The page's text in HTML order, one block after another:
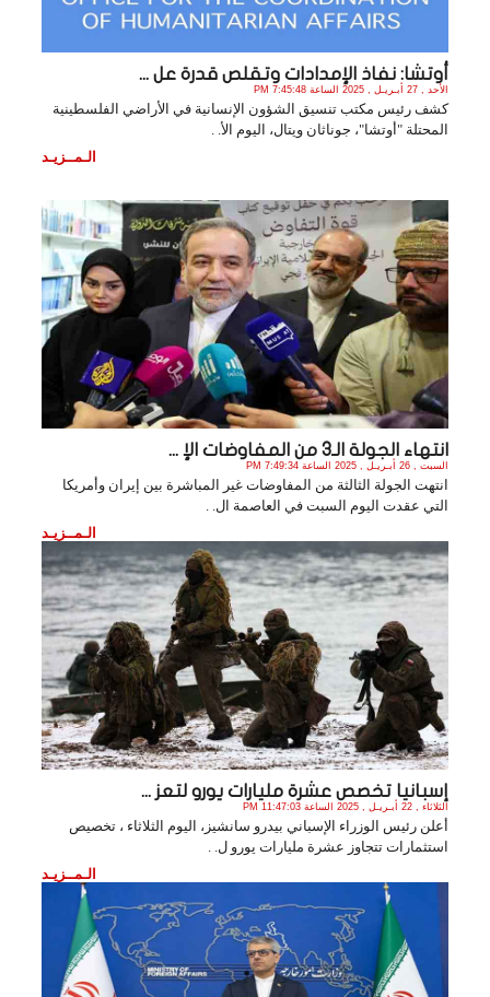
أوتشا: نفاذ الإمدادات وتقلص قدرة عل ...
الأحد , 27 أبـريـل , 2025 الساعة 7:45:48 PM
كشف رئيس مكتب تنسيق الشؤون الإنسانية في الأراضي الفلسطينية
المحتلة "أوتشا"، جوناثان ويتال، اليوم الأ. .
الـمــزيـد
انتهاء الجولة الـ3 من المفاوضات الإ ...
السبت , 26 أبـريـل , 2025 الساعة 7:49:34 PM
انتهت الجولة الثالثة من المفاوضات غير المباشرة بين إيران وأمريكا
التي عقدت اليوم السبت في العاصمة ال. .
الـمــزيـد
إسبانيا تخصص عشرة مليارات يورو لتعز ...
الثلاثاء , 22 أبـريـل , 2025 الساعة 11:47:03 PM
أعلن رئيس الوزراء الإسباني بيدرو سانشيز، اليوم الثلاثاء ، تخصيص
استثمارات تتجاوز عشرة مليارات يورو ل. .
الـمــزيـد